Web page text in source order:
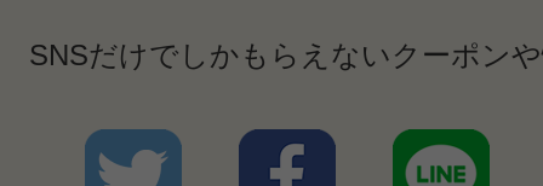
SNSだけでしかもらえないクーポン